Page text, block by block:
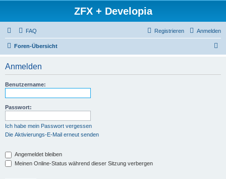
ZFX + Developia
FAQ Anmelden
Registrieren
Foren-Übersicht
Anmelden
Benutzername:
Passwort:
Ich habe mein Passwort vergessen
Die Aktivierungs-E-Mail erneut senden
Angemeldet bleiben
Meinen Online-Status während dieser Sitzung verbergen